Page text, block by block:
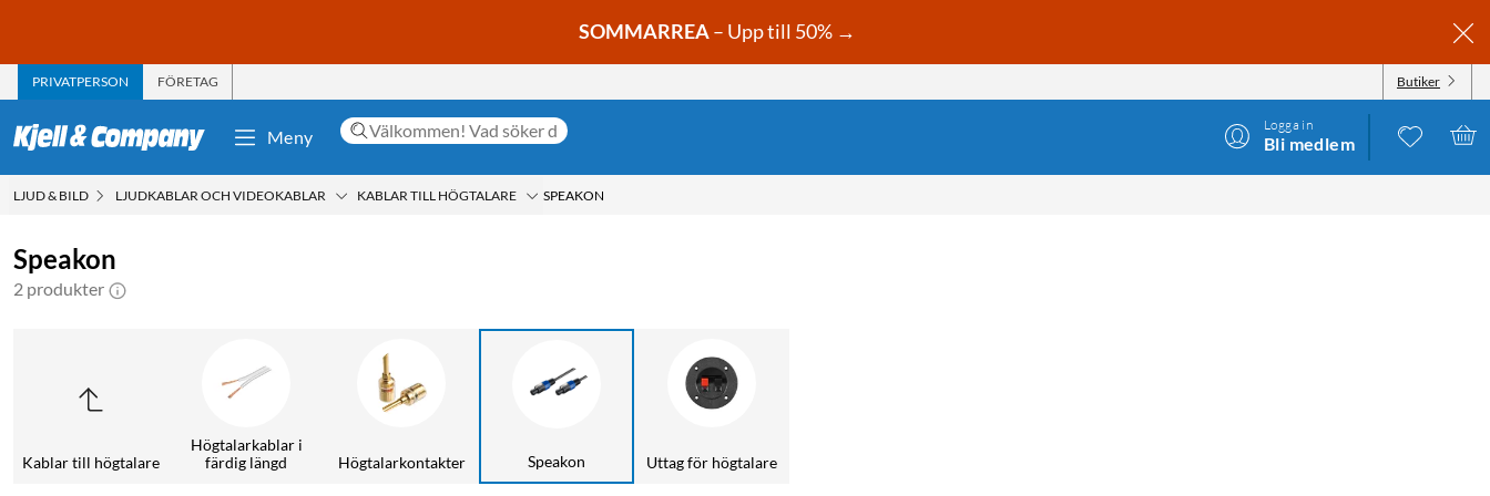
SOMMARREA– Upp till 50% →
PRIVATPERSON FÖRETAG Butiker
Meny
Logga in
Bli medlem
LJUD & BILD LJUDKABLAR OCH VIDEOKABLAR KABLAR TILL HÖGTALARE SPEAKON
Speakon
2 produkter
Kablar till högtalare
Högtalarkablar i
färdig längd
Högtalarkontakter Speakon Uttag för högtalare